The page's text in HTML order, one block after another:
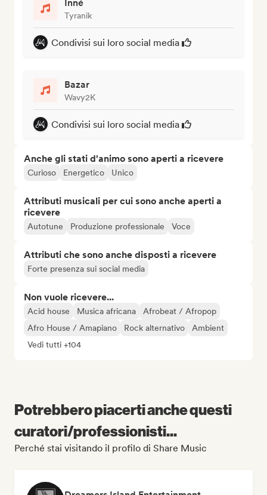
Inné
Tyranik
Condivisi sui loro social media
Bazar
Wavy2K
Condivisi sui loro social media
Anche gli stati d'animo sono aperti a ricevere
Curioso Energetico Unico
Attributi musicali per cui sono anche aperti a
ricevere
Autotune Produzione professionale Voce
Attributi che sono anche disposti a ricevere
Forte presenza sui social media
Non vuole ricevere...
Acid house Musica africana
Afrobeat / Afropop
Afro House / Amapiano
Rock alternativo
Ambient
Vedi tutti +104
Potrebbero piacerti anche questi
curatori/professionisti...
Perché stai visitando il profilo di Share Music